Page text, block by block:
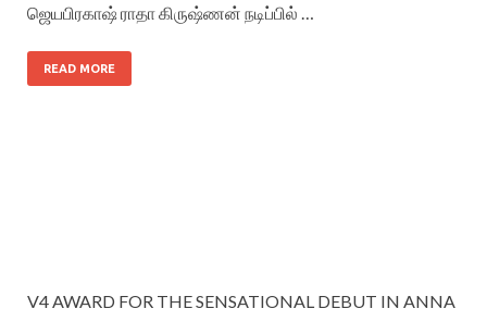
ஜெயபிரகாஷ் ராதா கிருஷ்ணன் நடிப்பில் …
READ MORE
V4 AWARD FOR THE SENSATIONAL DEBUT IN ANNA